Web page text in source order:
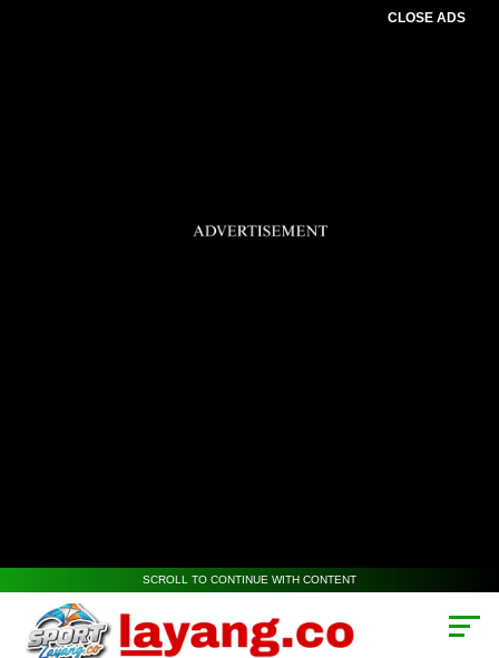
CLOSE ADS
SCROLL TO CONTINUE WITH CONTENT